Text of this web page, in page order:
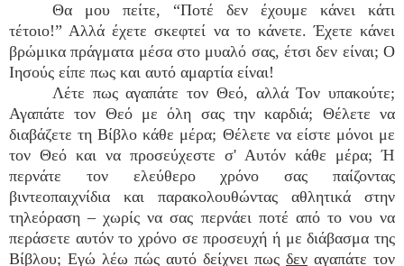
Θα μου πείτε, “Ποτέ δεν έχουμε κάνει κάτι
τέτοιο!” Αλλά έχετε σκεφτεί να το κάνετε. Έχετε κάνει
βρώμικα πράγματα μέσα στο μυαλό σας, έτσι δεν είναι; Ο
Ιησούς είπε πως και αυτό αμαρτία είναι!
Λέτε πως αγαπάτε τον Θεό, αλλά Τον υπακούτε;
Αγαπάτε τον Θεό με όλη σας την καρδιά; Θέλετε να
διαβάζετε τη Βίβλο κάθε μέρα; Θέλετε να είστε μόνοι με
τον Θεό και να προσεύχεστε σ' Αυτόν κάθε μέρα; Ή
περνάτε τον ελεύθερο χρόνο σας παίζοντας
βιντεοπαιχνίδια και παρακολουθώντας αθλητικά στην
τηλεόραση – χωρίς να σας περνάει ποτέ από το νου να
περάσετε αυτόν το χρόνο σε προσευχή ή με διάβασμα της
Βίβλου; Εγώ λέω πώς αυτό δείχνει πως δεν αγαπάτε τον